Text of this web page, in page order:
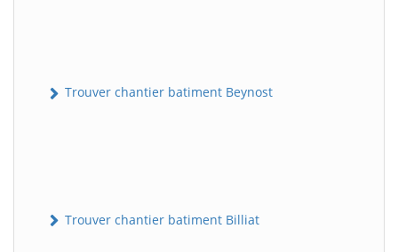
Trouver chantier batiment Beynost
Trouver chantier batiment Billiat